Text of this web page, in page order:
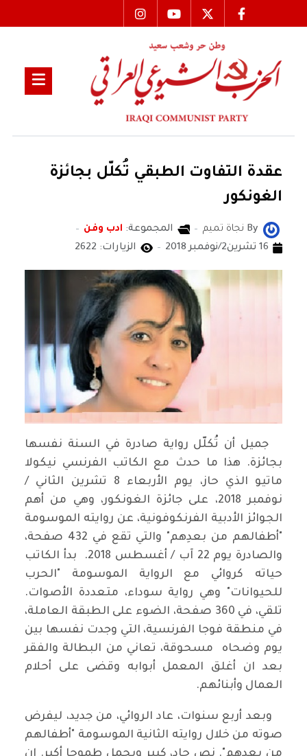
عقدة التفاوت الطبقي تُكلّل بجائزة
الغونكور
By نجاة تميم المجموعة: ادب وفن
16 تشرين2/نوفمبر 2018
الزيارات: 2622
جميل أن تُكلّل رواية صادرة في السنة نفسها
بجائزة. هذا ما حدث مع الكاتب الفرنسي نيكولا
ماتيو الذي حاز، يوم الأربعاء 8 تشرين الثاني /
نوفمبر 2018، على جائزة الغونكور، وهي من أهم
الجوائز الأدبية الفرنكوفونية، عن روايته الموسومة
"أطفالهم من بعدِهم" والتي تقع في 432 صفحة،
والصادرة يوم 22 آب / أغسطس 2018. بدأ الكاتب
حياته كروائي مع الرواية الموسومة "الحرب
للحيوانات" وهي رواية سوداء، متعددة الأصوات.
تلقي، في 360 صفحة، الضوء على الطبقة العاملة،
في منطقة فوجا الفرنسية، التي وجدت نفسها بين
يوم وضحاه مسحوقة، تعاني من البطالة والفقر
بعد ان أغلق المعمل أبوابه وقضى على أحلام
العمال وأبنائهم.
وبعد أربع سنوات، عاد الروائي، من جديد، ليفرض
صوته من خلال روايته الثانية الموسومة "أطفالهم